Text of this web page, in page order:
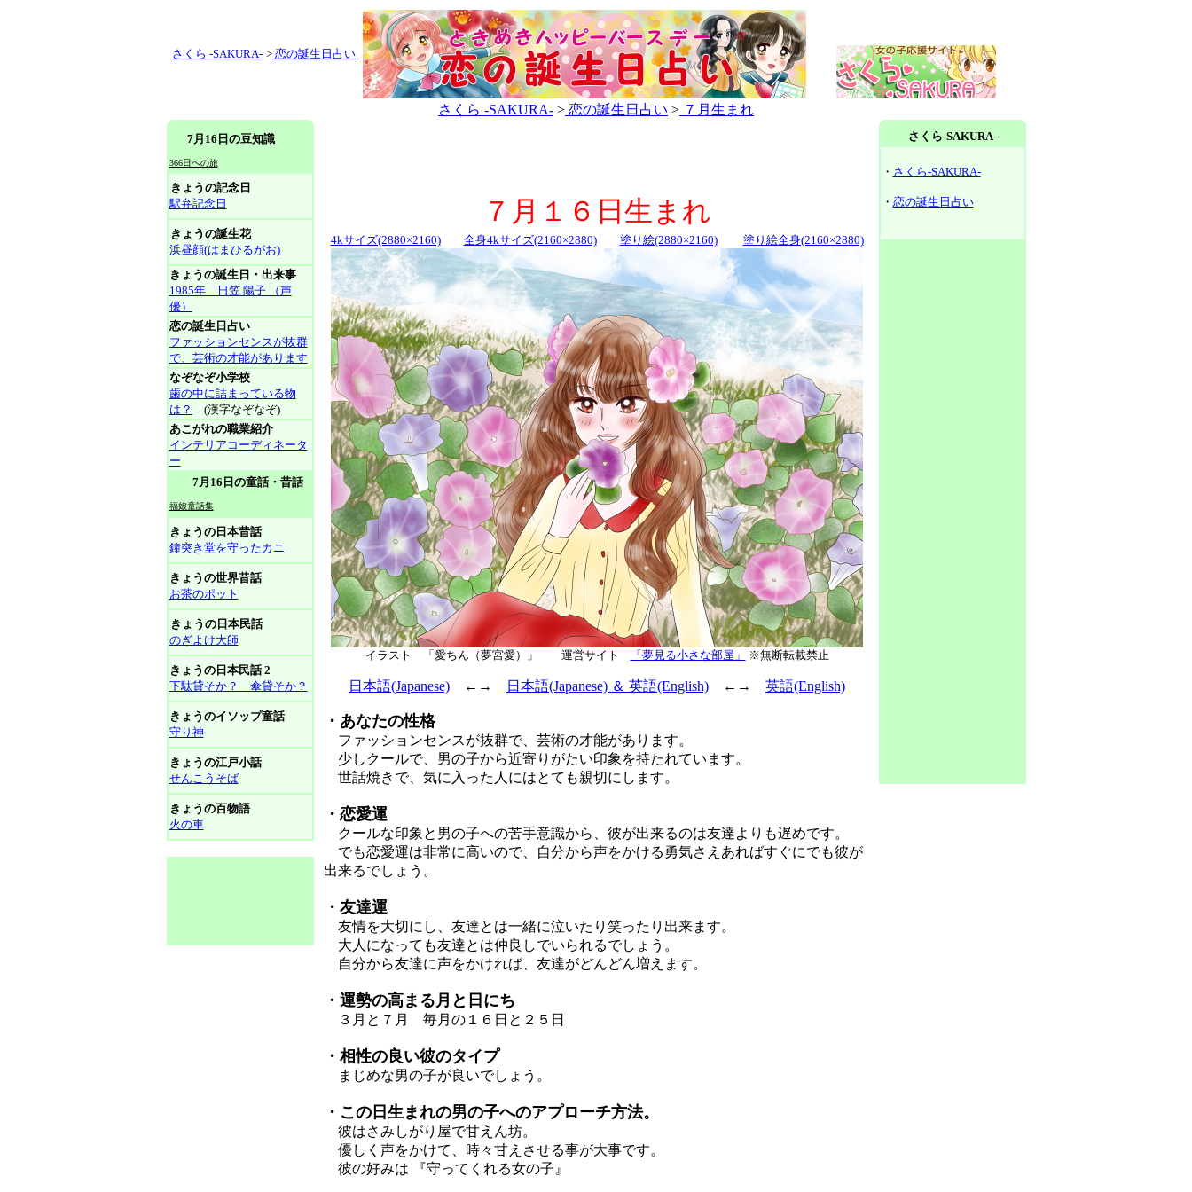
さくら -SAKURA- > 恋の誕生日占い
さくら -SAKURA- > 恋の誕生日占い > ７月生まれ
7月16日の豆知識
366日への旅
きょうの記念日
駅弁記念日
きょうの誕生花
浜昼顔(はまひるがお)
きょうの誕生日・出来事
1985年 日笠 陽子 （声
優）
恋の誕生日占い
ファッションセンスが抜群
で、芸術の才能があります
なぞなぞ小学校
歯の中に詰まっている物
は？
(漢字なぞなぞ)
あこがれの職業紹介
インテリアコーディネータ
ー
7月16日の童話・昔話
福娘童話集
きょうの日本昔話
鐘突き堂を守ったカニ
きょうの世界昔話
お茶のポット
きょうの日本民話
のぎよけ大師
きょうの日本民話 2
下駄貸そか？ 傘貸そか？
きょうのイソップ童話
守り神
きょうの江戸小話
せんこうそば
きょうの百物語
火の車
７月１６日生まれ
4kサイズ(2880×2160) 全身4kサイズ(2160×2880) 塗り絵(2880×2160) 塗り絵全身(2160×2880)
イラスト 「愛ちん（夢宮愛）」 運営サイト 「夢見る小さな部屋」 ※無断転載禁止
日本語(Japanese) ←→ 日本語(Japanese) ＆ 英語(English) ←→ 英語(English)
・あなたの性格
ファッションセンスが抜群で、芸術の才能があります。
少しクールで、男の子から近寄りがたい印象を持たれています。
世話焼きで、気に入った人にはとても親切にします。
・恋愛運
クールな印象と男の子への苦手意識から、彼が出来るのは友達よりも遅めです。
でも恋愛運は非常に高いので、自分から声をかける勇気さえあればすぐにでも彼が
出来るでしょう。
・友達運
友情を大切にし、友達とは一緒に泣いたり笑ったり出来ます。
大人になっても友達とは仲良しでいられるでしょう。
自分から友達に声をかければ、友達がどんどん増えます。
・運勢の高まる月と日にち
３月と７月 毎月の１６日と２５日
・相性の良い彼のタイプ
まじめな男の子が良いでしょう。
・この日生まれの男の子へのアプローチ方法。
彼はさみしがり屋で甘えん坊。
優しく声をかけて、時々甘えさせる事が大事です。
彼の好みは 『守ってくれる女の子』
さくら-SAKURA-
・ さくら-SAKURA-
・ 恋の誕生日占い